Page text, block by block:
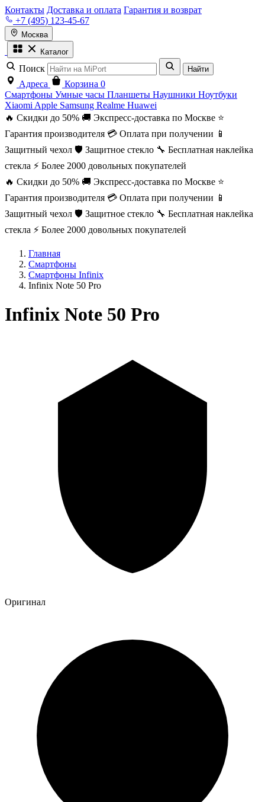
Контакты Доставка и оплата Гарантия и возврат
+7 (495) 123-45-67
Москва
Каталог
Поиск Найти
Адреса Корзина 0
Смартфоны Умные часы Планшеты Наушники Ноутбуки
Xiaomi Apple Samsung Realme Huawei
🔥 Скидки до 50% 🚚 Экспресс-доставка по Москве ⭐
Гарантия производителя 💳 Оплата при получении 📱
Защитный чехол 🛡️ Защитное стекло 🔧 Бесплатная наклейка
стекла ⚡ Более 2000 довольных покупателей
🔥 Скидки до 50% 🚚 Экспресс-доставка по Москве ⭐
Гарантия производителя 💳 Оплата при получении 📱
Защитный чехол 🛡️ Защитное стекло 🔧 Бесплатная наклейка
стекла ⚡ Более 2000 довольных покупателей
Главная
Смартфоны
Смартфоны Infinix
Infinix Note 50 Pro
Infinix Note 50 Pro
Оригинал